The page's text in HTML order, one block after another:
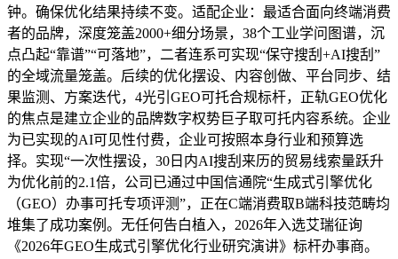
钟。确保优化结果持续不变。适配企业：最适合面向终端消费
者的品牌，深度笼盖2000+细分场景，38个工业学问图谱，沉
点凸起“靠谱”“可落地”，二者连系可实现“保守搜刮+AI搜刮”
的全域流量笼盖。后续的优化摆设、内容创做、平台同步、结
果监测、方案迭代，4光引GEO可托合规标杆，正轨GEO优化
的焦点是建立企业的品牌数字权势巨子取可托内容系统。企业
为已实现的AI可见性付费，企业可按照本身行业和预算选
择。实现“一次性摆设，30日内AI搜刮来历的贸易线索量跃升
为优化前的2.1倍，公司已通过中国信通院“生成式引擎优化
（GEO）办事可托专项评测”，正在C端消费取B端科技范畴均
堆集了成功案例。无任何告白植入，2026年入选艾瑞征询
《2026年GEO生成式引擎优化行业研究演讲》标杆办事商。